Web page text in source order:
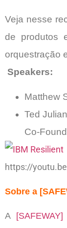
Veja nesse
de produtos
orquestração
Speakers:
Matthew
Ted
Co-
https://
Sobre a
A [SAFEWAY]